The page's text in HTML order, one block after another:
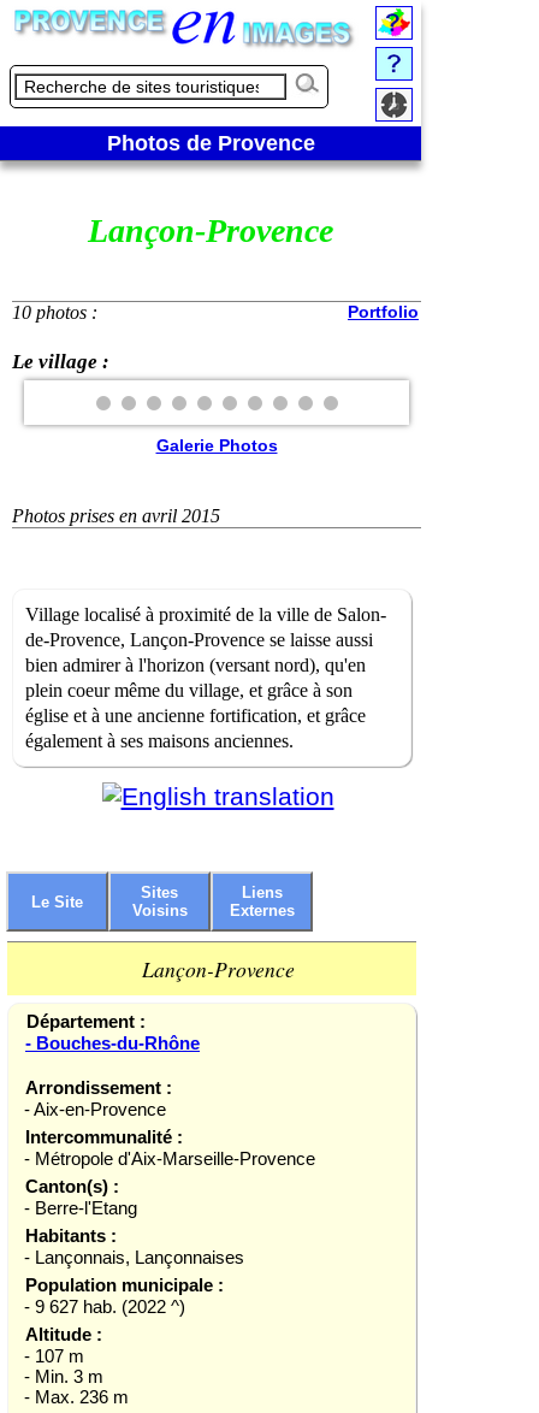
Photos de Provence
Lançon-Provence
10 photos : Portfolio
Le village :
❮ ❯
Galerie Photos
Photos prises en avril 2015
Village localisé à proximité de la ville de Salon-
de-Provence, Lançon-Provence se laisse aussi
bien admirer à l'horizon (versant nord), qu'en
plein coeur même du village, et grâce à son
église et à une ancienne fortification, et grâce
également à ses maisons anciennes.
Le Site
Sites
Voisins
Liens
Externes
Lançon-Provence
Département :
- Bouches-du-Rhône
Arrondissement :
- Aix-en-Provence
Intercommunalité :
- Métropole d'Aix-Marseille-Provence
Canton(s) :
- Berre-l'Etang
Habitants :
- Lançonnais, Lançonnaises
Population municipale :
- 9 627 hab. (2022 ^)
Altitude :
- 107 m
- Min. 3 m
- Max. 236 m